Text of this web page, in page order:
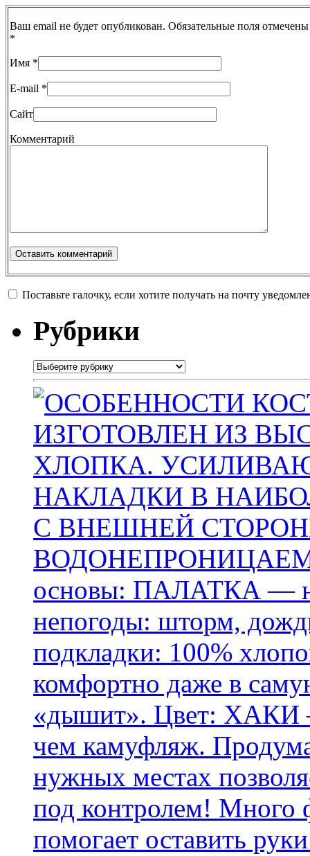
Ваш email не будет опубликован. Обязательные поля отмечены
*
Имя *
E-mail *
Сайт
Комментарий
Поставьте галочку, если хотите получать на почту
Рубрики